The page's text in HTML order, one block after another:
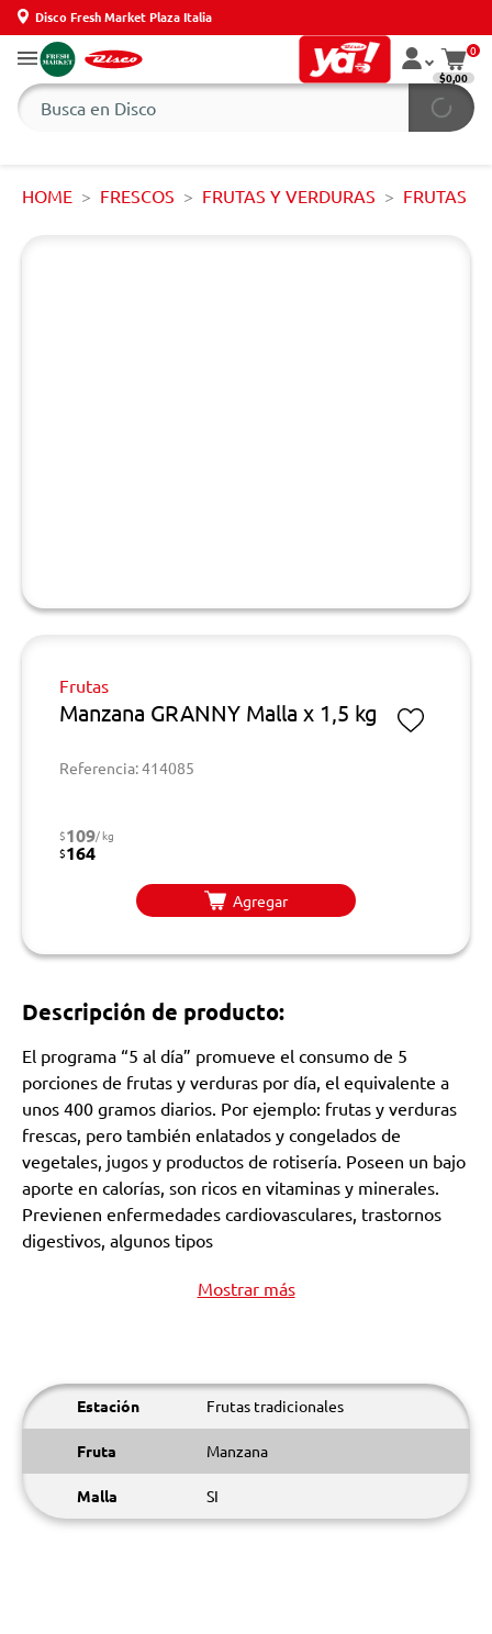
Disco Fresh Market Plaza Italia
0
$0,00
HOME FRESCOS FRUTAS Y VERDURAS FRUTAS
Frutas
Manzana GRANNY Malla x 1,5 kg
Referencia: 414085
$109/ kg
$164
Agregar
Descripción de producto:
El programa “5 al día” promueve el consumo de 5
porciones de frutas y verduras por día, el equivalente a
unos 400 gramos diarios. Por ejemplo: frutas y verduras
frescas, pero también enlatados y congelados de
vegetales, jugos y productos de rotisería. Poseen un bajo
aporte en calorías, son ricos en vitaminas y minerales.
Previenen enfermedades cardiovasculares, trastornos
digestivos, algunos tipos
Mostrar más
Estación Frutas tradicionales
Fruta Manzana
Malla SI